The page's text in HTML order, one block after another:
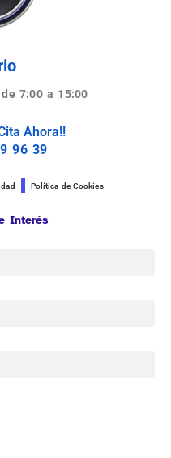
7:00 a 15:00
Ahora!!
96 39
Política de Cookies
Interés